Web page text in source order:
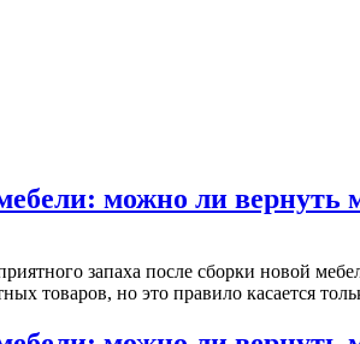
можно ли вернуть
запаха после сборки новой
товаров, но это правило касается